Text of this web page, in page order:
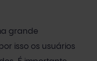
grande
isso os usuários